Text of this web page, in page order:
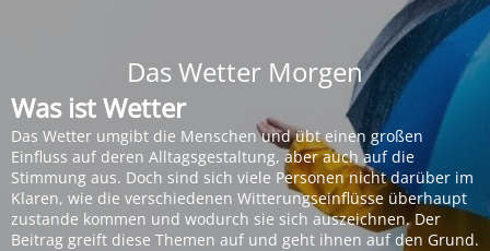
Das Wetter Morgen
Was ist Wetter
Das Wetter umgibt die Menschen und übt einen großen
Einfluss auf deren Alltagsgestaltung, aber auch auf die
Stimmung aus. Doch sind sich viele Personen nicht darüber im
Klaren, wie die verschiedenen Witterungseinflüsse überhaupt
zustande kommen und wodurch sie sich auszeichnen. Der
Beitrag greift diese Themen auf und geht ihnen auf den Grund.